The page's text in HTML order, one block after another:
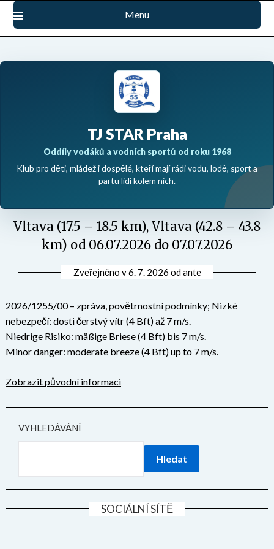
Přejdi
obsah
Menu
TJ STAR Praha
Oddíly vodáků a vodních sportů od roku 1968
Klub pro děti, mládež i dospělé, kteří mají rádi vodu, lodě, sport a
partu lidí kolem nich.
Vltava (17.5 – 18.5 km), Vltava (42.8 – 43.8
km) od 06.07.2026 do 07.07.2026
Zveřejněno v6. 7. 2026 odante
2026/1255/00 – zpráva, povětrnostní podmínky; Nizké
nebezpečí: dosti čerstvý vítr (4 Bft) až 7 m/s.
Niedrige Risiko: mäßige Briese (4 Bft) bis 7 m/s.
Minor danger: moderate breeze (4 Bft) up to 7 m/s.
Zobrazit původní informaci
VYHLEDÁVÁNÍ
Hledat
SOCIÁLNÍ SÍTĚ